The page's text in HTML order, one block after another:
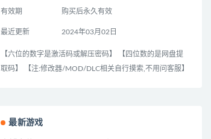
有效期 购买后永久有效
最近更新 2024年03月02日
【六位的数字是激活码或解压密码】 【四位数的是网盘提
取码】 【注:修改器/MOD/DLC相关自行摸索,不用问客服】
最新游戏